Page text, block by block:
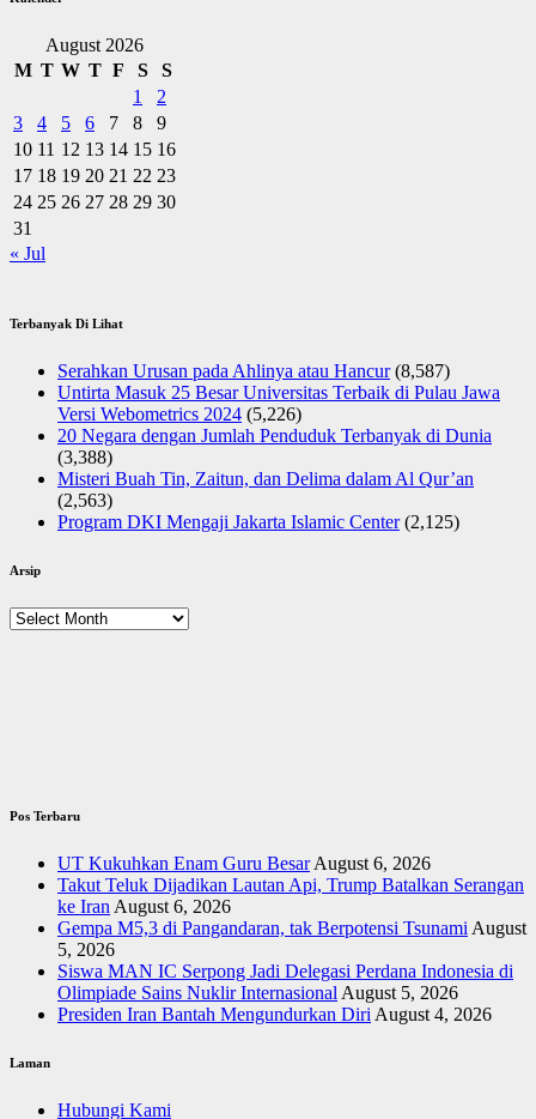
August 2026
M T W T F S
S
1
2
3
4 5 6 7 8
9
10 11 12 13 14 15 16
17 18 19 20 21 22 23
24 25 26 27 28 29 30
31
« Jul
Terbanyak Di Lihat
Serahkan Urusan pada Ahlinya atau Hancur (8,587)
Untirta Masuk 25 Besar Universitas Terbaik di Pulau Jawa
Versi Webometrics 2024 (5,226)
20 Negara dengan Jumlah Penduduk Terbanyak di Dunia
(3,388)
Misteri Buah Tin, Zaitun, dan Delima dalam Al Qur’an
(2,563)
Program DKI Mengaji Jakarta Islamic Center (2,125)
Arsip
Arsip
Pos Terbaru
UT Kukuhkan Enam Guru Besar August 6, 2026
Takut Teluk Dijadikan Lautan Api, Trump Batalkan Serangan
ke Iran August 6, 2026
Gempa M5,3 di Pangandaran, tak Berpotensi Tsunami August
5, 2026
Siswa MAN IC Serpong Jadi Delegasi Perdana Indonesia di
Olimpiade Sains Nuklir Internasional August 5, 2026
Presiden Iran Bantah Mengundurkan Diri August 4, 2026
Laman
Hubungi Kami